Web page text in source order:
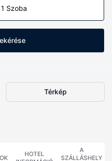
1 Szoba
Térkép
HOTEL
A
SZÁLLÁSHELY